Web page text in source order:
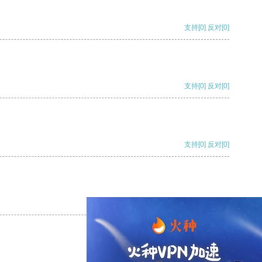
支持[0] 反对[0]
支持[0] 反对[0]
支持[0] 反对[0]